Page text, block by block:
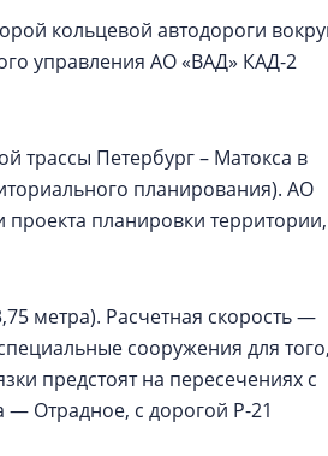
кольцевой автодороги
управления АО «ВАД» КАД-2
трассы Петербург – Матокса в
планирования). АО
проекта планировки территории,
метра). Расчетная скорость —
сооружения для того,
предстоят на пересечениях с
— Отрадное, с дорогой Р-21